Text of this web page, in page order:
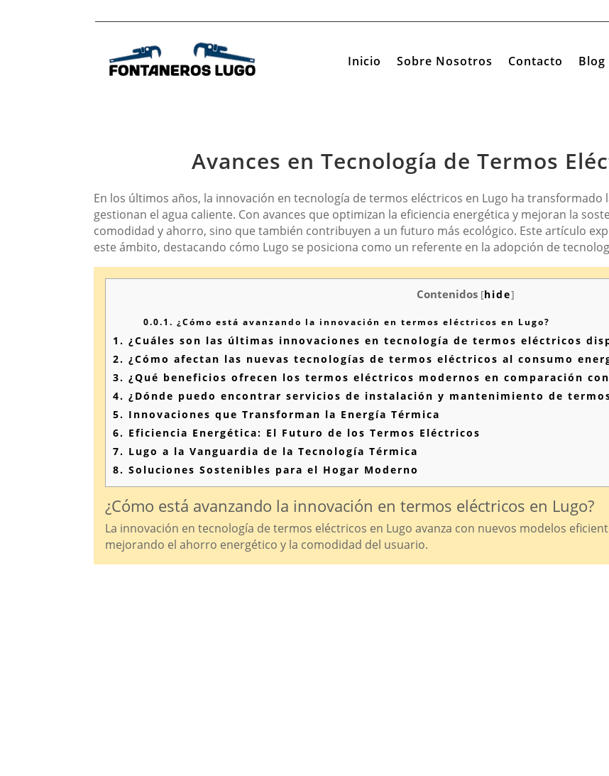
Inicio Sobre Nosotros Contacto Blog
Avances en Tecnología de Termos
En los últimos años, la innovación en tecnología de termos eléctricos en Lugo ha transformado
gestionan el agua caliente. Con avances que optimizan la eficiencia energética y mejoran la
comodidad y ahorro, sino que también contribuyen a un futuro más ecológico. Este artículo
este ámbito, destacando cómo Lugo se posiciona como un referente en la adopción de
Contenidos [hide]
0.0.1. ¿Cómo está avanzando la innovación en termos eléctricos en Lugo?
1. ¿Cuáles son las últimas innovaciones en tecnología de termos eléctricos
2. ¿Cómo afectan las nuevas tecnologías de termos eléctricos al consumo
3. ¿Qué beneficios ofrecen los termos eléctricos modernos en comparación
4. ¿Dónde puedo encontrar servicios de instalación y mantenimiento de
5. Innovaciones que Transforman la Energía Térmica
6. Eficiencia Energética: El Futuro de los Termos Eléctricos
7. Lugo a la Vanguardia de la Tecnología Térmica
8. Soluciones Sostenibles para el Hogar Moderno
¿Cómo está avanzando la innovación en termos eléctricos en Lugo?
La innovación en tecnología de termos eléctricos en Lugo avanza con nuevos modelos
mejorando el ahorro energético y la comodidad del usuario.